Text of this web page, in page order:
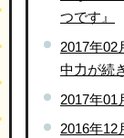
つです』
2017年02
中力が続
2017年01
2016年12